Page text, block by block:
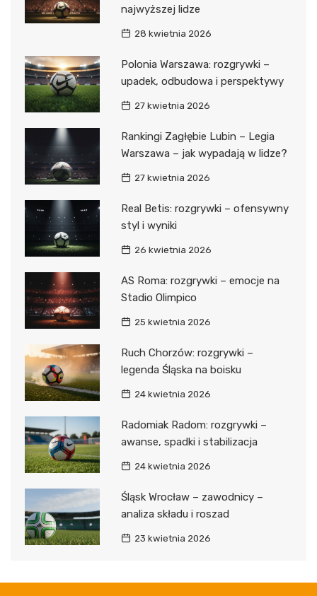
najwyższej lidze
28 kwietnia 2026
Polonia Warszawa: rozgrywki –
upadek, odbudowa i perspektywy
27 kwietnia 2026
Rankingi Zagłębie Lubin – Legia
Warszawa – jak wypadają w lidze?
27 kwietnia 2026
Real Betis: rozgrywki – ofensywny
styl i wyniki
26 kwietnia 2026
AS Roma: rozgrywki – emocje na
Stadio Olimpico
25 kwietnia 2026
Ruch Chorzów: rozgrywki –
legenda Śląska na boisku
24 kwietnia 2026
Radomiak Radom: rozgrywki –
awanse, spadki i stabilizacja
24 kwietnia 2026
Śląsk Wrocław – zawodnicy –
analiza składu i roszad
23 kwietnia 2026